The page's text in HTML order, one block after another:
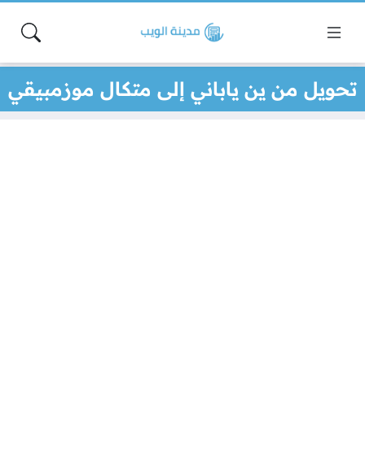
تحويل من ين ياباني إلى متكال موزمبيقي